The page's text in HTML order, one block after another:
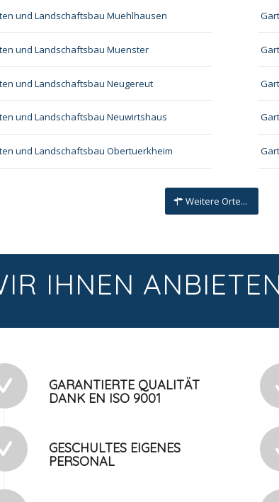
und Landschaftsbau Muehlhausen
und Landschaftsbau Muenster
und Landschaftsbau Neugereut
und Landschaftsbau Neuwirtshaus
und Landschaftsbau Obertuerkheim
Weitere Orte...
IHNEN
GARANTIERTE QUALITÄT
DANK EN ISO 9001
GESCHULTES EIGENES
PERSONAL